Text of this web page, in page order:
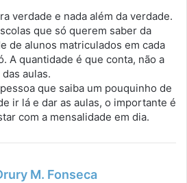
s
e
:
verdade e nada além da verdade.
que só querem saber da
de alunos matriculados em cada
A quantidade é que conta, não a
aulas.
que saiba um pouquinho de
ir lá e dar as aulas, o importante é
com a mensalidade em dia.
M. Fonseca